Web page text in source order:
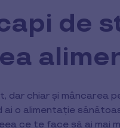
de
dar chiar și mâncarea
o alimentație
ce te face să ai mai